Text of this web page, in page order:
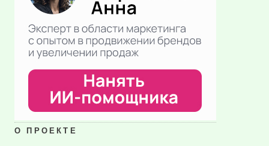
О ПРОЕКТЕ